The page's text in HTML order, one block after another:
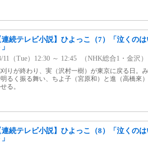
連続テレビ小説】ひよっこ（7）「泣くの
11（Tue）12:30 ～ 12:45 （NHK総合1・金沢）
りが終わり、実（沢村一樹）が東京に戻る日。
るく振る舞い、ちよ子（宮原和）と進（高橋來
る。
連続テレビ小説】ひよっこ（8）「泣くの